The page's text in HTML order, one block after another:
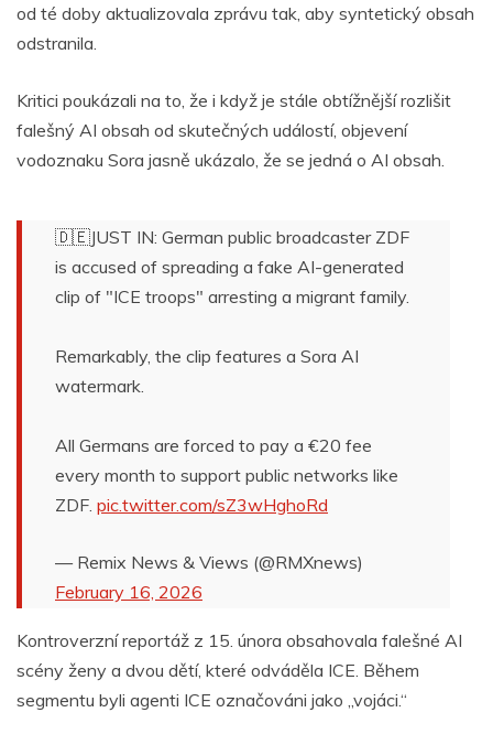
od té doby aktualizovala zprávu tak, aby syntetický obsah
odstranila.
Kritici poukázali na to, že i když je stále obtížnější rozlišit
falešný AI obsah od skutečných událostí, objevení
vodoznaku Sora jasně ukázalo, že se jedná o AI obsah.
🇩🇪JUST IN: German public broadcaster ZDF
is accused of spreading a fake AI-generated
clip of "ICE troops" arresting a migrant family.
Remarkably, the clip features a Sora AI
watermark.
All Germans are forced to pay a €20 fee
every month to support public networks like
ZDF. pic.twitter.com/sZ3wHghoRd
— Remix News & Views (@RMXnews)
February 16, 2026
Kontroverzní reportáž z 15. února obsahovala falešné AI
scény ženy a dvou dětí, které odváděla ICE. Během
segmentu byli agenti ICE označováni jako „vojáci.“